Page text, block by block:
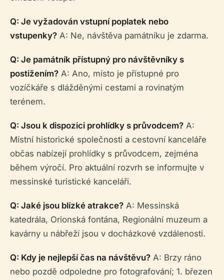
Q: Je vyžadován vstupní poplatek nebo
vstupenky? A: Ne, návštěva památníku je zdarma.
Q: Je památník přístupný pro návštěvníky s
postižením? A: Ano, místo je přístupné pro
vozíčkáře s dlážděnými cestami a rovinatým
terénem.
Q: Jsou k dispozici prohlídky s průvodcem? A:
Místní historické společnosti a cestovní kanceláře
občas nabízejí prohlídky s průvodcem, zejména
během výročí. Pro aktuální rozvrh se informujte v
messinské turistické kanceláři.
Q: Jaké jsou blízké atrakce? A: Messinská
katedrála, Orionská fontána, Regionální muzeum a
kavárny u nábřeží jsou v docházkové vzdálenosti.
Q: Kdy je nejlepší čas na návštěvu? A: Brzy ráno
nebo pozdě odpoledne pro fotografování; 1. březen